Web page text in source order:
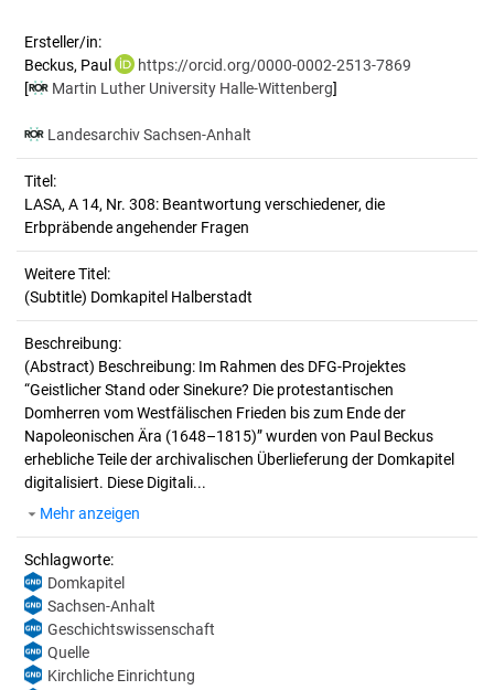
Ersteller/in:
Beckus, Paul
https://orcid.org/0000-0002-2513-7869
[
Martin Luther University Halle-Wittenberg]
Landesarchiv Sachsen-Anhalt
Titel:
LASA, A 14, Nr. 308: Beantwortung verschiedener, die
Erbpräbende angehender Fragen
Weitere Titel:
(Subtitle) Domkapitel Halberstadt
Beschreibung:
(Abstract) Beschreibung: Im Rahmen des DFG-Projektes
“Geistlicher Stand oder Sinekure? Die protestantischen
Domherren vom Westfälischen Frieden bis zum Ende der
Napoleonischen Ära (1648–1815)” wurden von Paul Beckus
erhebliche Teile der archivalischen Überlieferung der Domkapitel
digitalisiert. Diese Digitali...
Mehr anzeigen
Schlagworte:
Domkapitel
Sachsen-Anhalt
Geschichtswissenschaft
Quelle
Kirchliche Einrichtung